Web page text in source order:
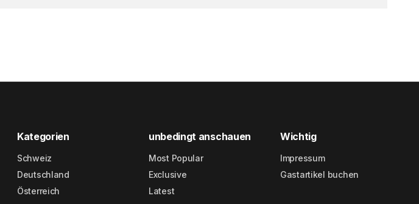
Kategorien
Schweiz
Deutschland
Österreich
unbedingt anschauen
Most Popular
Exclusive
Latest
Wichtig
Impressum
Gastartikel buchen